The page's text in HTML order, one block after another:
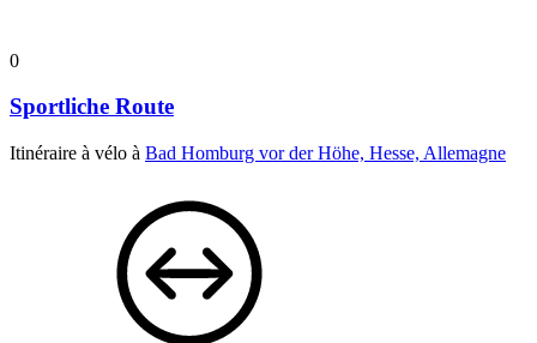
0
Sportliche Route
Itinéraire à vélo à Bad Homburg vor der Höhe, Hesse, Allemagne